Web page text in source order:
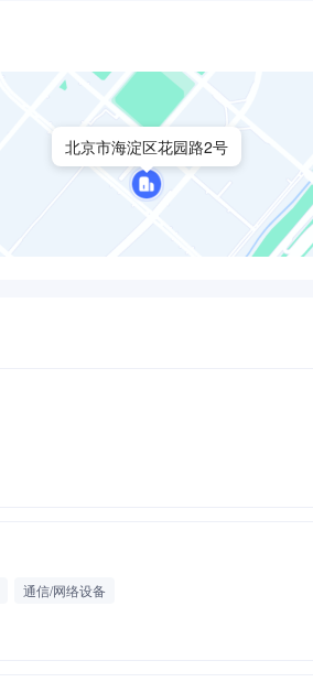
北京市海淀区花园路2号
通信/网络设备